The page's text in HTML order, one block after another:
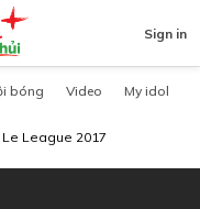
Sign in
bóng Video My idol
Le League 2017